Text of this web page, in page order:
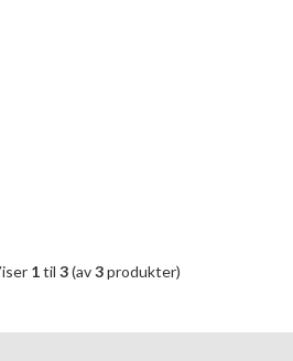
1til 3(av3produkter)